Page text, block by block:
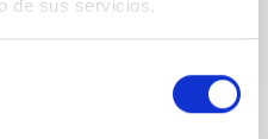
de sus servicios.